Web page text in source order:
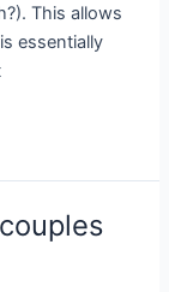
This allows
essentially